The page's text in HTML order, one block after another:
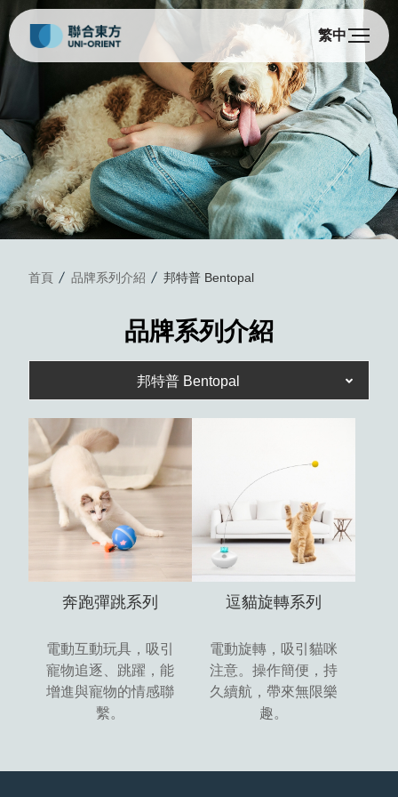
繁中
首頁 品牌系列介紹 邦特普 Bentopal
品牌系列介紹
邦特普 Bentopal
奔跑彈跳系列
電動互動玩具，吸引
寵物追逐、跳躍，能
增進與寵物的情感聯
繫。
逗貓旋轉系列
電動旋轉，吸引貓咪
注意。操作簡便，持
久續航，帶來無限樂
趣。